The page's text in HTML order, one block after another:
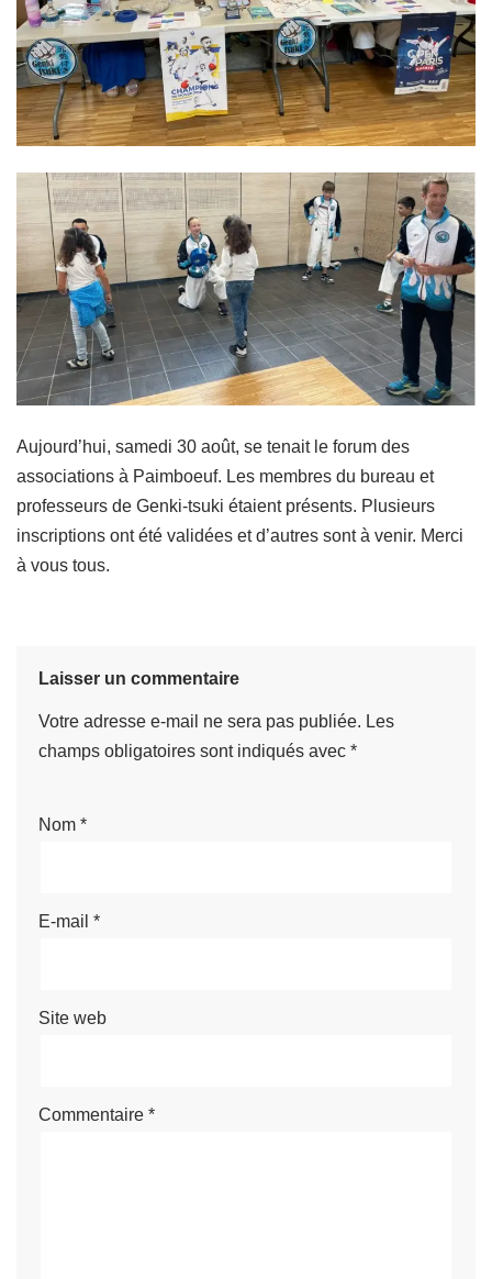
Aujourd’hui, samedi 30 août, se tenait le forum des
associations à Paimboeuf. Les membres du bureau et
professeurs de Genki-tsuki étaient présents. Plusieurs
inscriptions ont été validées et d’autres sont à venir. Merci
à vous tous.
Laisser un commentaire
Votre adresse e-mail ne sera pas publiée. Les
champs obligatoires sont indiqués avec *
Nom *
E-mail *
Site web
Commentaire *